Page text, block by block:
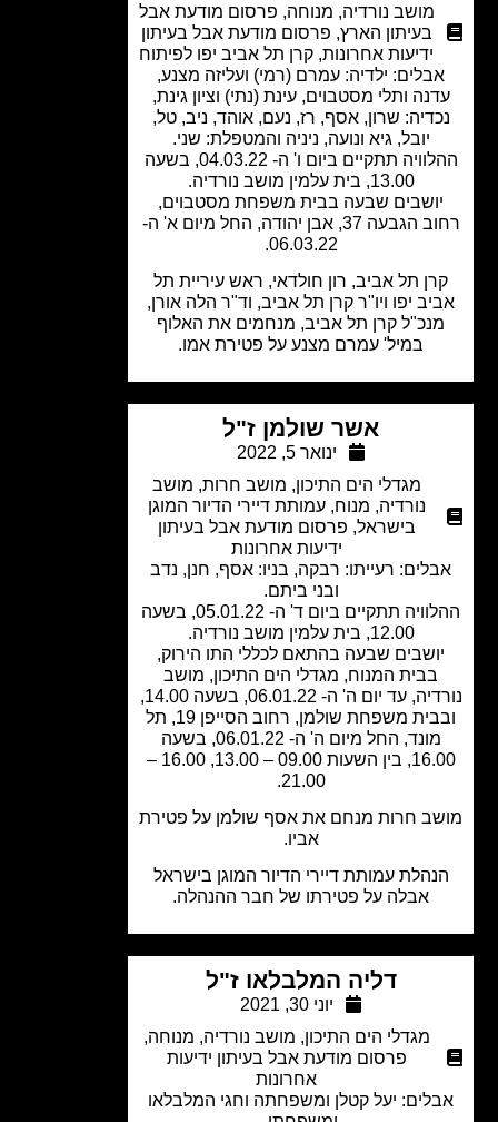
מושב נורדיה, מנוחה, פרסום מודעת אבל
בעיתון הארץ,פרסום מודעת אבל בעיתון
ידיעות אחרונות,קרן תל אביב יפו לפיתוח
ילדיה: עמרם (רמי) ועליזה מצנע,
ותלי מסטבוים, עינת (נתי) וציון גינת,
שרון, אסף, רז, נעם, אוהד, ניב, טל,
יובל, גיא ונועה, ניניה והמטפלת: שני.
ההלוויה תתקיים ביום ו' ה- 04.03.22, בשעה
שבעה בבית משפחת מסטבוים,
רחוב הגבעה 37, אבן יהודה, החל מיום א' ה-
06.03.22.
תל אביב, רון חולדאי, ראש עיריית תל
יפו ויו"ר קרן תל אביב, וד"ר הלה אורן,
קרן תל אביב, מנחמים את האלוף
במיל' עמרם מצנע על פטירת אמו.
אשר שולמן ז"ל
ינואר 5, 2022
מגדלי הים התיכון, מושב חרות,מושב
נורדיה
מנוח,עמותת דיירי הדיור המוגן
בישראל,פרסום מודעת אבל בעיתון
ידיעות אחרונות
רעייתו: רבקה, בניו: אסף, חנן, נדב
ובני ביתם.
ההלוויה תתקיים ביום ד' ה- 05.01.22, בשעה
שבעה בהתאם לכללי התו הירוק,
בבית המנוח, מגדלי הים התיכון, מושב
נורדיה, עד יום ה' ה- 06.01.22, בשעה 14.00,
ובבית משפחת שולמן, רחוב הסייפן 19, תל
מונד, החל מיום ה' ה- 06.01.22, בשעה
16.00, בין השעות 09.00 – 13.00, 16.00 –
חרות מנחם את אסף שולמן על פטירת
עמותת דיירי הדיור המוגן בישראל
אבלה על פטירתו של חבר ההנהלה.
דליה המלבלאו ז"ל
מגדלי הים התיכון, מושב נורדיה, מנוחה,
פרסום מודעת אבל בעיתון ידיעות
אחרונות
יעל קטלן ומשפחתה וחגי המלבלאו